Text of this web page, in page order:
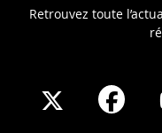
Retrouvez toute
ShareShare